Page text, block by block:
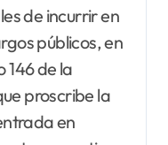
de incurrir en
públicos, en
146 de la
proscribe la
en